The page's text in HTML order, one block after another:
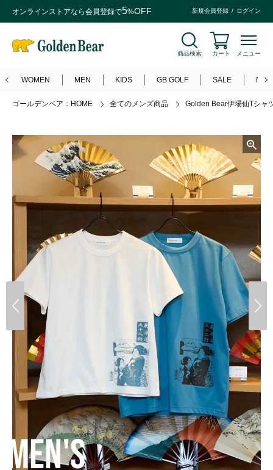
オンラインストアなら会員登録で5%OFF 新規会員登録 ログイン
商品検索 カート メニュー
WOMEN MEN KIDS GB GOLF SALE
ゴールデンベア：HOME 全てのメンズ商品 Golden Bear伊場仙Tシャ